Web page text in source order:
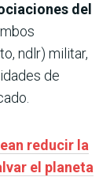
del
ndlr) militar,
de
reducir la
el planeta